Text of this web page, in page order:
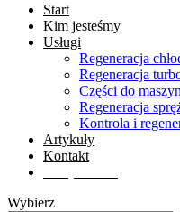
Start
Kim jesteśmy
Usługi
Regeneracja
Regeneracja
Części do
Regeneracja
Kontrola i
Artykuły
Kontakt
Wybierz